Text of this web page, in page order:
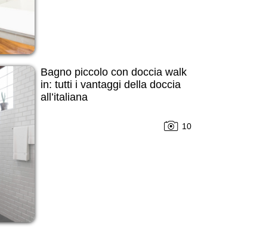
Bagno piccolo con doccia walk
in: tutti i vantaggi della doccia
all’italiana
10